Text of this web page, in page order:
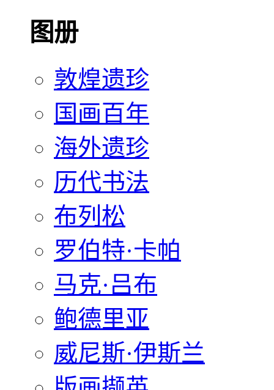
图册
敦煌遗珍
国画百年
海外遗珍
历代书法
布列松
罗伯特·卡帕
马克·吕布
鲍德里亚
威尼斯·伊斯兰